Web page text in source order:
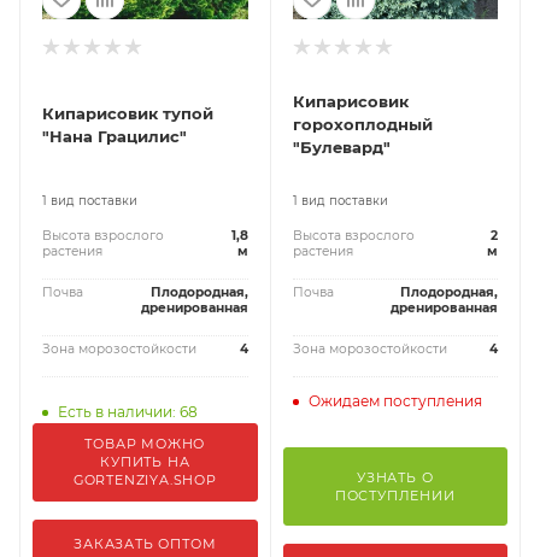
Кипарисовик тупой
"Нана Грацилис"
1 вид поставки
Высота взрослого
растения
1,8
м
Почва
Плодородная,
дренированная
Зона морозостойкости 4
Есть в наличии: 68
ТОВАР МОЖНО
КУПИТЬ НА
GORTENZIYA.SHOP
ЗАКАЗАТЬ ОПТОМ
Кипарисовик
горохоплодный
"Булевард"
1 вид поставки
Высота взрослого
растения
2
м
Почва
Плодородная,
дренированная
Зона морозостойкости 4
Ожидаем поступления
УЗНАТЬ О
ПОСТУПЛЕНИИ